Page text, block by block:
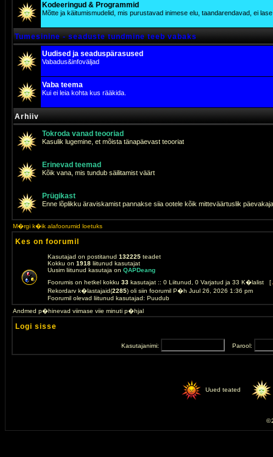
Kodeeringud & Programmid
Mõtte ja käitumismudelid, mis purustavad inimese elu, taandarendavad, ei
Tumesinine - seaduste tundmine teeb vabaks
Uudised ja seaduspärasused
Vabadus&infoväljad
Vaba teema
Kui ei leia kohta kus rääkida.
Arhiiv
Tokroda vanad teooriad
Kasulik lugemine, et mõista tänapäevast teooriat
Erinevad teemad
Kõik vana, mis tundub säilitamist väärt
Prügikast
Enne lõplikku äraviskamist pannakse siia ootele kõik mitteväärtuslik
M�rgi k�ik alafoorumid loetuks
Kes on foorumil
Kasutajad on postitanud 132225 teadet
Kokku on 1918 liitunud kasutajat
Uusim liitunud kasutaja on QAPDeang
Foorumis on hetkel kokku 33 kasutajat :: 0 Liitunud, 0 Varjatud ja 33 K�lalist [
Rekordarv k�lastajaid(2285) oli siin foorumil P�h Juul 26, 2026 1:36 pm
Foorumil olevad liitunud kasutajad: Puudub
Andmed p�hinevad viimase viie minuti p�hjal
Logi sisse
Kasutajanimi: Parool:
Uued teated
©